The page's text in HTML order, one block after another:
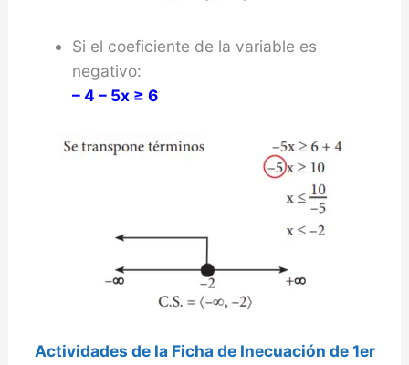
Si el coeficiente de la variable es
negativo:
– 4 – 5x ≥ 6
Actividades de la Ficha de Inecuación de 1er